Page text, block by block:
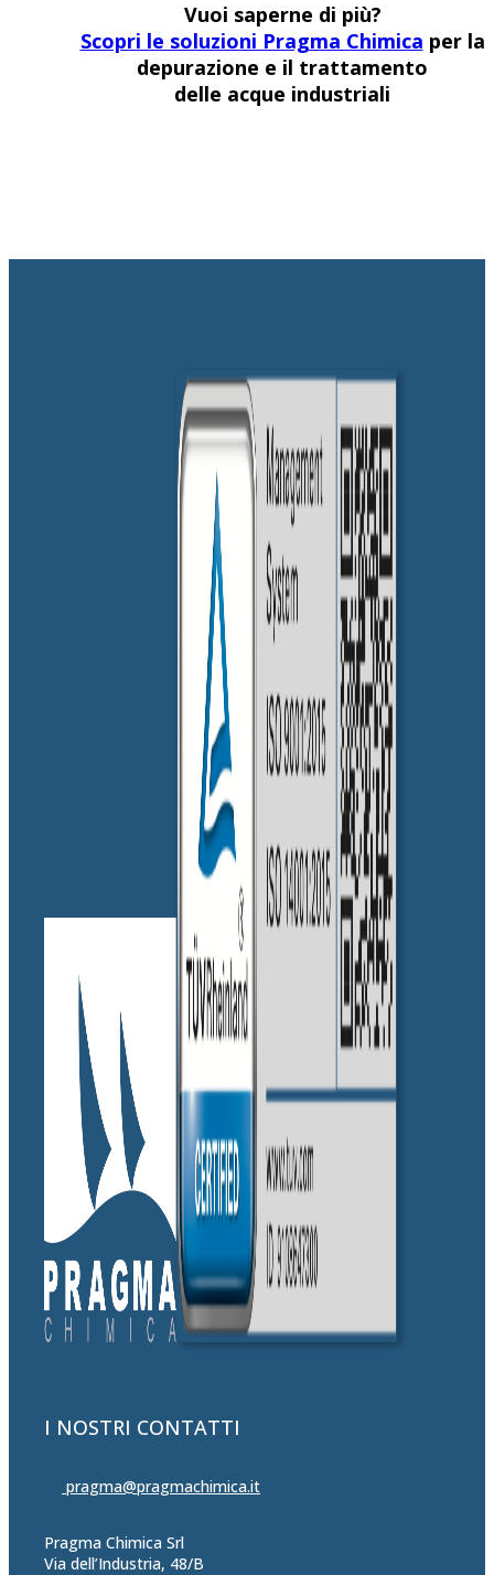
Vuoi saperne di più?
Scopri le soluzioni Pragma Chimica per la
depurazione e il trattamento
delle acque industriali
I NOSTRI CONTATTI
pragma@pragmachimica.it
Pragma Chimica Srl
Via dell’Industria, 48/B